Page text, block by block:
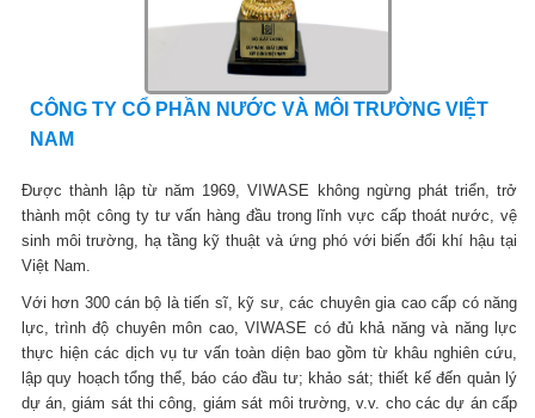
CÔNG TY CỔ PHẦN NƯỚC VÀ MÔI TRƯỜNG VIỆT
NAM
Được thành lập từ năm 1969, VIWASE không ngừng phát triển, trở
thành một công ty tư vấn hàng đầu trong lĩnh vực cấp thoát nước, vệ
sinh môi trường, hạ tầng kỹ thuật và ứng phó với biến đổi khí hậu tại
Việt Nam.
Với hơn 300 cán bộ là tiến sĩ, kỹ sư, các chuyên gia cao cấp có năng
lực, trình độ chuyên môn cao, VIWASE có đủ khả năng và năng lực
thực hiện các dịch vụ tư vấn toàn diện bao gồm từ khâu nghiên cứu,
lập quy hoạch tổng thể, báo cáo đầu tư; khảo sát; thiết kế đến quản lý
dự án, giám sát thi công, giám sát môi trường, v.v. cho các dự án cấp